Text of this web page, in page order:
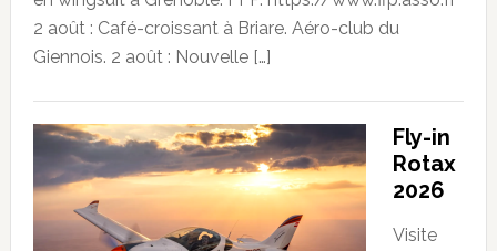
2 août : Café-croissant à Briare. Aéro-club du
Giennois. 2 août : Nouvelle […]
Fly-in
Rotax
2026
Visite